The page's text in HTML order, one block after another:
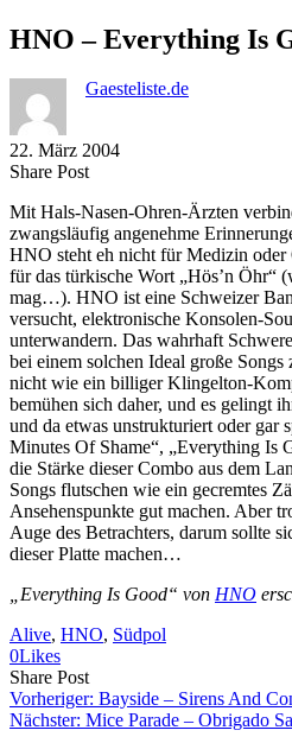
HNO – Everything Is
Gaesteliste.de
22. März 2004
Share PostShare
Facebook
Copy
to
clipboard
Send
via
eMail
Mit Hals-Nasen-Ohren-Ärzten
zwangsläufig angenehme
HNO steht eh nicht für Medizin oder
für das türkische Wort „Hös’n Öhr“
mag…). HNO ist eine Schweizer
versucht, elektronische Konsolen-
unterwandern. Das wahrhaft
bei einem solchen Ideal große
nicht wie ein billiger Klingelton-
bemühen sich daher, und es gelingt
und da etwas unstrukturiert oder gar
Minutes Of Shame“, „Everything Is
die Stärke dieser Combo aus dem
Songs flutschen wie ein gecremtes
Ansehenspunkte gut machen. Aber
Auge des Betrachters, darum sollte
dieser Platte machen…
„Everything Is Good“ von HNO
Alive, HNO, Südpol
0Likes
Share PostShare
on
Facebook
Copy
URL
to
Send
Link
via
Vorheriger: Bayside – Sirens And
Nächster: Mice Parade – Obrigado